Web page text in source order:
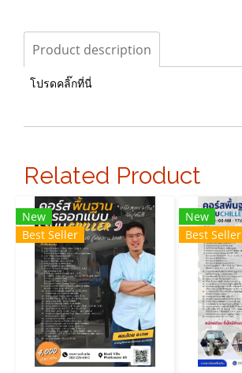
Product description
โปรดคลิ๊กที่นี่
Related Product
New
Best Seller
New
Best Seller